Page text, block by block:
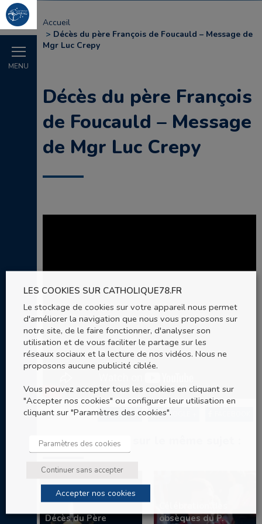
MENU
Accueil
Décès du père François de Foucauld – Message de
Mgr Luc Crepy
Décès du père François
de Foucauld – Message
de Mgr Luc Crepy
GOOGLE +
TWITTER
Autres articles sur le même sujet :
Décès du Père
obsèques du P.
LES COOKIES SUR CATHOLIQUE78.FR
Le stockage de cookies sur votre appareil nous permet
d'améliorer la navigation que nous vous proposons sur
notre site, de le faire fonctionner, d'analyser son
utilisation et de vous faciliter le partage sur les
réseaux sociaux et la lecture de nos vidéos. Nous ne
proposons aucune publicité ciblée.
Vous pouvez accepter tous les cookies en cliquant sur
"Accepter nos cookies" ou configurer leur utilisation en
cliquant sur "Paramètres des cookies".
Paramètres des cookies
Continuer sans accepter
Accepter nos cookies